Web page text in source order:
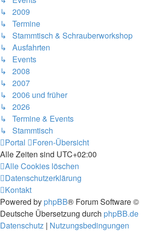
↳ 2009
↳ Termine
↳ Stammtisch & Schrauberworkshop
↳ Ausfahrten
↳ Events
↳ 2008
↳ 2007
↳ 2006 und früher
↳ 2026
↳ Termine & Events
↳ Stammtisch
Portal
Foren-Übersicht
Alle Zeiten sind UTC+02:00
Alle Cookies löschen
Datenschutzerklärung
Kontakt
Powered by phpBB® Forum Software
Deutsche Übersetzung durch phpBB.de
Datenschutz | Nutzungsbedingungen